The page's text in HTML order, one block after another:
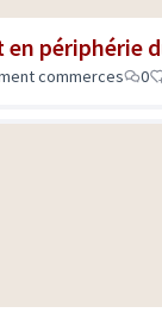
périphérie
commerces 0